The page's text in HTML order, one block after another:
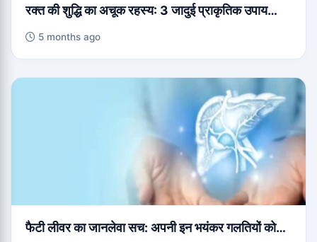
रक्त की शुद्धि का अचूक रहस्य: 3 जादुई प्राकृतिक उपाय…
5 months ago
फैटी लीवर का जानलेवा सच: अपनी इन भयंकर गलतियों को…